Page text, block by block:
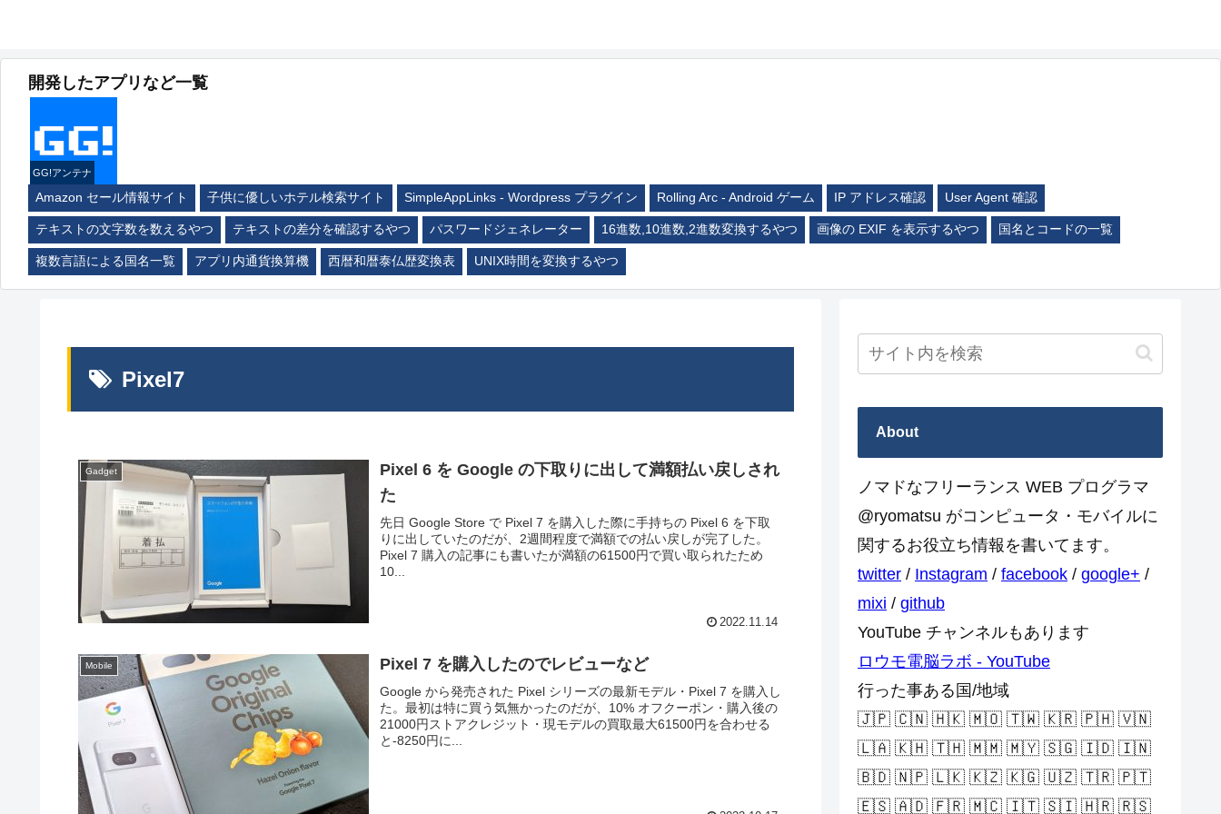
開発したアプリなど一覧
GG!アンテナ
Amazon セール情報サイト 子供に優しいホテル検索サイト SimpleAppLinks - Wordpress プラグイン Rolling Arc - Android ゲーム IP アドレス確認 User Agent 確認
テキストの文字数を数えるやつ テキストの差分を確認するやつ パスワードジェネレーター 16進数,10進数,2進数変換するやつ 画像の EXIF を表示するやつ 国名とコードの一覧
複数言語による国名一覧 アプリ内通貨換算機 西暦和暦泰仏歴変換表 UNIX時間を変換するやつ
Pixel7
Gadget
Pixel 6 を Google の下取りに出して満額払い戻しされ
た
先日 Google Store で Pixel 7 を購入した際に手持ちの Pixel 6 を下取
りに出していたのだが、2週間程度で満額での払い戻しが完了した。
Pixel 7 購入の記事にも書いたが満額の61500円で買い取られたため
10...
2022.11.14
Mobile Pixel 7 を購入したのでレビューなど
Google から発売された Pixel シリーズの最新モデル・Pixel 7 を購入し
た。最初は特に買う気無かったのだが、10% オフクーポン・購入後の
21000円ストアクレジット・現モデルの買取最大61500円を合わせる
と-8250円に...
About
ノマドなフリーランス WEB プログラマ
@ryomatsu がコンピュータ・モバイルに
関するお役立ち情報を書いてます。
twitter / Instagram / facebook / google+ /
mixi / github
YouTube チャンネルもあります
ロウモ電脳ラボ - YouTube
行った事ある国/地域
🇯🇵 🇨🇳 🇭🇰 🇲🇴 🇹🇼 🇰🇷 🇵🇭 🇻🇳
🇱🇦 🇰🇭 🇹🇭 🇲🇲 🇲🇾 🇸🇬 🇮🇩 🇮🇳
🇧🇩 🇳🇵 🇱🇰 🇰🇿 🇰🇬 🇺🇿 🇹🇷 🇵🇹
🇪🇸 🇦🇩 🇫🇷 🇲🇨 🇮🇹 🇸🇮 🇭🇷 🇷🇸